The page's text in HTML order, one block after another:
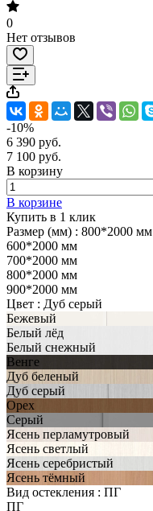
0
Нет отзывов
-10%
6 390 руб.
7 100 руб.
В корзину
В корзине
Купить в 1 клик
Размер (мм) : 800*2000 мм
600*2000 мм
700*2000 мм
800*2000 мм
900*2000 мм
Цвет : Дуб серый
Бежевый
Белый лёд
Белый снежный
Венге
Дуб беленый
Дуб серый
Орех
Серый
Ясень перламутровый
Ясень светлый
Ясень серебристый
Ясень тёмный
Вид остекления : ПГ
ПГ